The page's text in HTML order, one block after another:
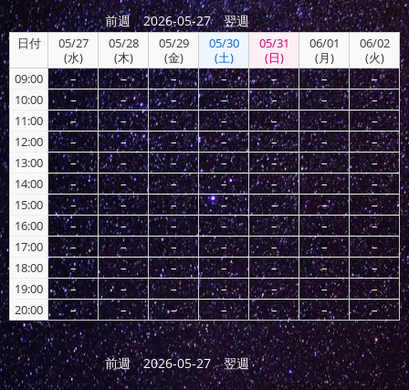
前週 2026-05-27 翌週
日付
05/27
(水)
05/28
(木)
05/29
(金)
05/30
(土)
05/31
(日)
06/01
(月)
06/02
(火)
09:00
– – – – – –
–
10:00
– – – – – –
–
11:00
– – – – – –
–
12:00
– – – – – –
–
13:00
– – – – – –
–
14:00
– – – – – –
–
15:00
– – – – – –
–
16:00
– – – – – –
–
17:00
– – – – – –
–
18:00
– – – – – –
–
19:00
– – – – – –
–
20:00
– – – – – – –
前週 2026-05-27 翌週